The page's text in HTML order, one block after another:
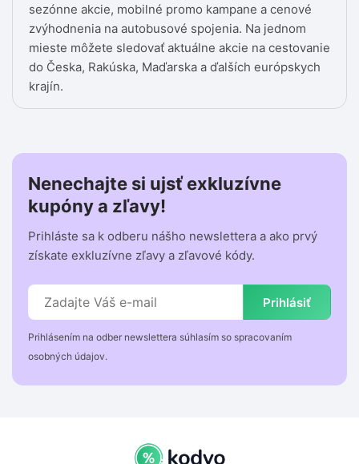
sezónne akcie, mobilné promo kampane a cenové
zvýhodnenia na autobusové spojenia. Na jednom
mieste môžete sledovať aktuálne akcie na cestovanie
do Česka, Rakúska, Maďarska a ďalších európskych
krajín.
Nenechajte si ujsť exkluzívne
kupóny a zľavy!
Prihláste sa k odberu nášho newslettera a ako prvý
získate exkluzívne zľavy a zľavové kódy.
Prihlásiť
Prihlásením na odber newslettera súhlasím so spracovaním
osobných údajov.